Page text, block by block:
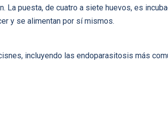
La puesta, de cuatro a siete huevos, es
y se alimentan por sí mismos.
incluyendo las endoparasitosis más